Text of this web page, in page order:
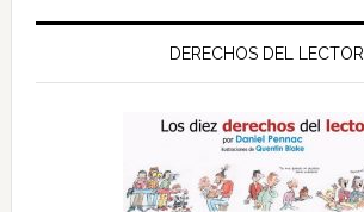
DERECHOS DEL LECTOR